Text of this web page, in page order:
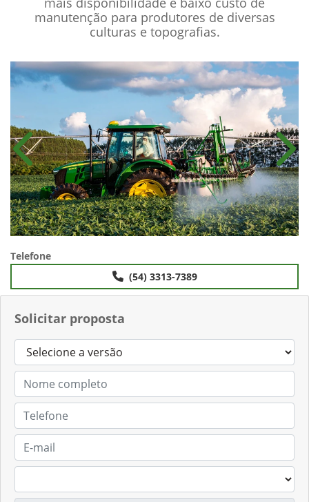
manutenção para produtores de diversas
culturas e topografias.
Solicitar proposta
Anterior
Telefone
(54) 3313-7389